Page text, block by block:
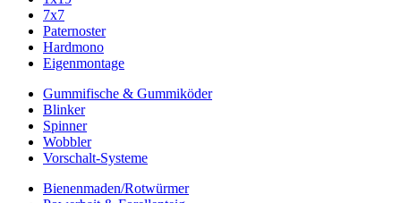
7x7
Paternoster
Hardmono
Eigenmontage
Gummifische & Gummiköder
Blinker
Spinner
Wobbler
Vorschalt-Systeme
Bienenmaden/Rotwürmer